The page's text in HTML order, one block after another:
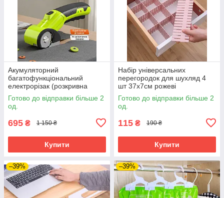
Акумуляторний
багатофункціональний
електрорізак (розкривна
машина) різак для тканини
килимину гофрокартону
пластику шкіри.Зелений
Готово до відправки більше 2
од.
695 ₴ 1 150 ₴
Купити
Набір універсальних
перегородок для шухляд 4
шт 37х7см рожеві
конструктор органайзер
Готово до відправки більше 2
од.
115 ₴ 190 ₴
Купити
–39% –39%